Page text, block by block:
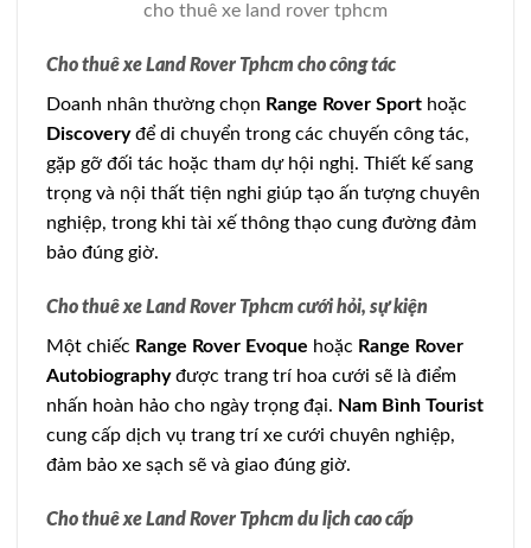
cho thuê xe land rover tphcm
Cho thuê xe Land Rover Tphcm cho công tác
Doanh nhân thường chọn Range Rover Sport hoặc
Discoveryđể di chuyển trong các chuyến công tác,
gặp gỡ đối tác hoặc tham dự hội nghị. Thiết kế sang
trọng và nội thất tiện nghi giúp tạo ấn tượng chuyên
nghiệp, trong khi tài xế thông thạo cung đường đảm
bảo đúng giờ.
Cho thuê xe Land Rover Tphcm cưới hỏi, sự kiện
Một chiếc Range Rover Evoque hoặc Range Rover
Autobiographyđược trang trí hoa cưới sẽ là điểm
nhấn hoàn hảo cho ngày trọng đại. Nam Bình Tourist
cung cấp dịch vụ trang trí xe cưới chuyên nghiệp,
đảm bảo xe sạch sẽ và giao đúng giờ.
Cho thuê xe Land Rover Tphcm du lịch cao cấp